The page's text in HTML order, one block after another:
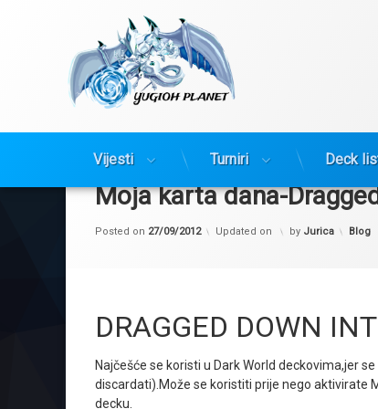
Vijesti Turniri Deck
Moja karta dana-
Posted on 27/09/2012 Updated on by Jurica Blog
DRAGGED DOWN
Najčešće se koristi u Dark World deckovima,jer
discardati).Može se koristiti prije nego aktivirate
decku.